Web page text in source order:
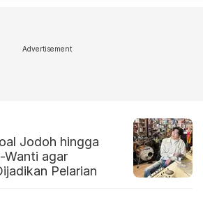
Advertisement
Jodoh hingga
Wanti agar
Pelarian